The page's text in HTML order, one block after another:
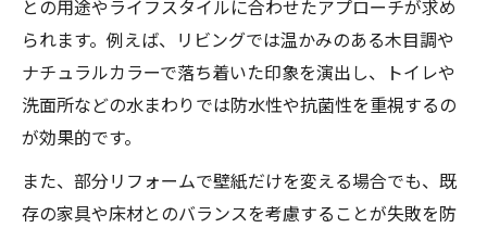
との用途やライフスタイルに合わせたアプローチが求め
られます。例えば、リビングでは温かみのある木目調や
ナチュラルカラーで落ち着いた印象を演出し、トイレや
洗面所などの水まわりでは防水性や抗菌性を重視するの
が効果的です。
また、部分リフォームで壁紙だけを変える場合でも、既
存の家具や床材とのバランスを考慮することが失敗を防